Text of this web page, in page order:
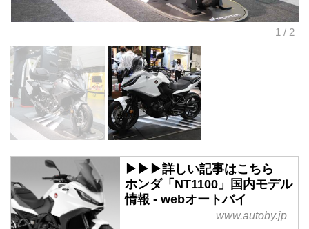
▶▶▶詳しい記事はこちら
ホンダ「NT1100」国内モデル
情報 - webオートバイ
www.autoby.jp